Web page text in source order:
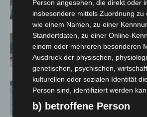
auf Baustelle
Gasleitung bei
Langenhagen
Anklage nach
Person angesehen, die direkt oder
insbesondere mittels Zuordnung zu
wie einem Namen, zu einer
Standortdaten, zu einer Online-
einem oder mehreren besonderen
Ausdruck der physischen,
genetischen, psychischen,
kulturellen oder sozialen Identität
Person sind, identifiziert werden
b) betroffene Person